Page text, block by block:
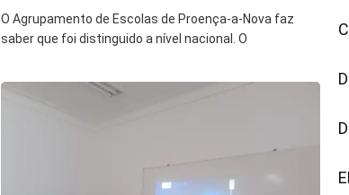
O Agrupamento de Escolas de Proença-a-Nova faz
saber que foi distinguido a nível nacional. O